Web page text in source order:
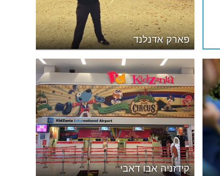
פארק אדנלנד
קידזניה אבו דאבי